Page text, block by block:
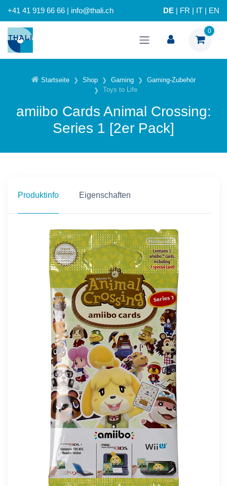
+41 41 919 66 66 | info@thali.ch DE FR IT EN
0
Startseite Shop Gaming
Gaming-Zubehör
Toys to Life
amiibo Cards Animal Crossing:
Series 1 [2er Pack]
Produktinfo Eigenschaften